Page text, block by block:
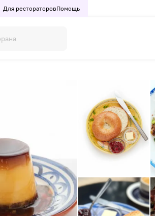
Для рестораторовПомощь